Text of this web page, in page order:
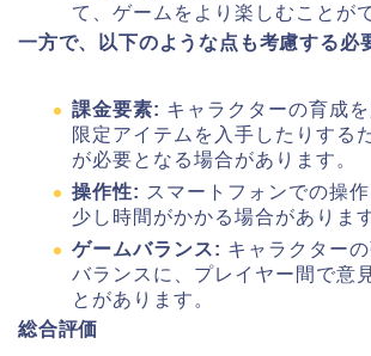
て、ゲームをより楽しむことが
一方で、以下のような点も考慮する必
課金要素: キャラクターの育成を
限定アイテムを入手したりする
が必要となる場合があります。
操作性: スマートフォンでの操作
少し時間がかかる場合があります
ゲームバランス: キャラクター
バランスに、プレイヤー間で意
とがあります。
総合評価